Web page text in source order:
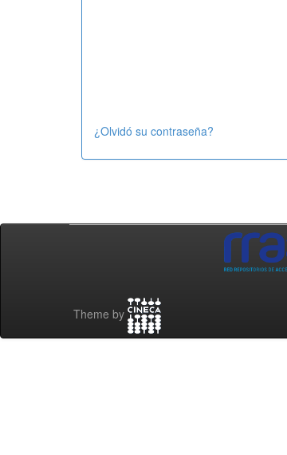
¿Olvidó su contraseña?
Theme by